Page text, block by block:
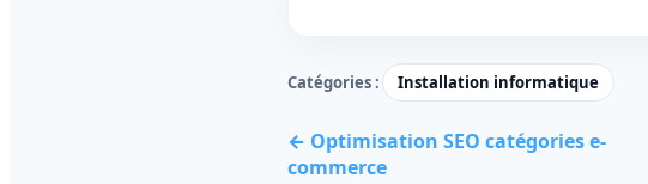
Catégories : Installation informatique
← Optimisation SEO catégories e-
commerce